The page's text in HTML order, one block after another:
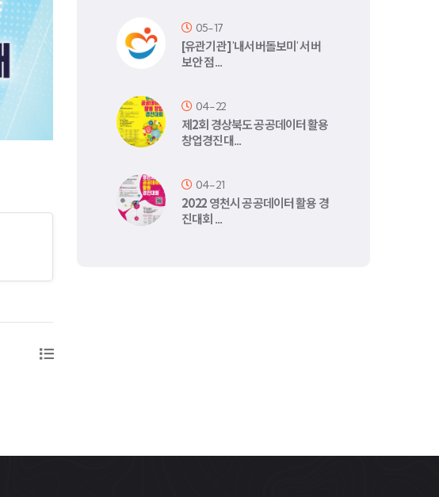
05-17
[유관기관] '내서버돌보미' 서버
보안 점…
04-22
제2회 경상북도 공공데이터 활용
창업경진대…
04-21
2022 영천시 공공데이터 활용 경
진대회 …